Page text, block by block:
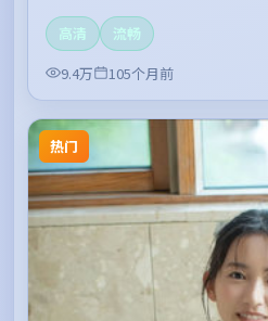
高清
流畅
9.4万
105个月前
热门